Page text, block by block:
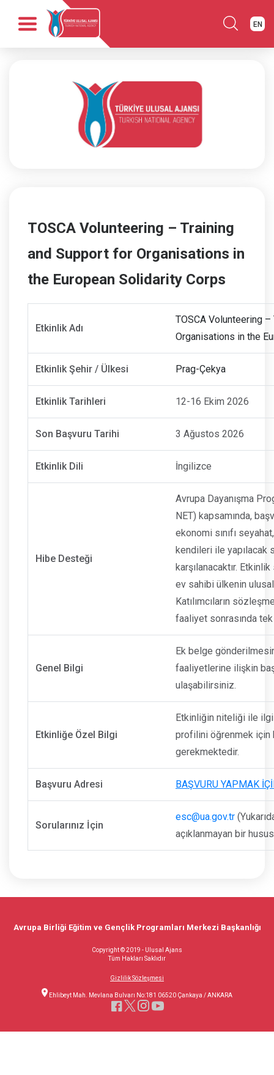
EN
TOSCA Volunteering – Training
and Support for Organisations in
the European Solidarity Corps
Etkinlik Adı
TOSCA Volunteering
Organisations in the
Etkinlik Şehir / Ülkesi Prag-Çekya
Etkinlik Tarihleri 12-16 Ekim 2026
Son Başvuru Tarihi 3 Ağustos 2026
Etkinlik Dili İngilizce
Hibe Desteği
Avrupa Dayanışma
NET) kapsamında,
ekonomi sınıfı
kendileri ile yapılacak
karşılanacaktır.
ev sahibi ülkenin
Katılımcıların
faaliyet sonrasında
Genel Bilgi
Ek belge
faaliyetlerine ilişkin
ulaşabilirsiniz.
Etkinliğe Özel Bilgi
Etkinliğin niteliği ile
profilini öğrenmek için
gerekmektedir.
Başvuru Adresi BAŞVURU YAPMAK
Sorularınız İçin
esc@ua.gov.tr
açıklanmayan bir
Avrupa Birliği Eğitim ve Gençlik Programları Merkezi Başkanlığı
Copyright © 2019 - Ulusal Ajans
Tüm Hakları Saklıdır
Gizlilik Sözleşmesi
Ehlibeyt Mah. Mevlana Bulvarı No:181 06520 Çankaya / ANKARA